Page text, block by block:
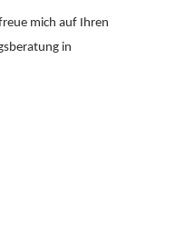
mich auf Ihren
in